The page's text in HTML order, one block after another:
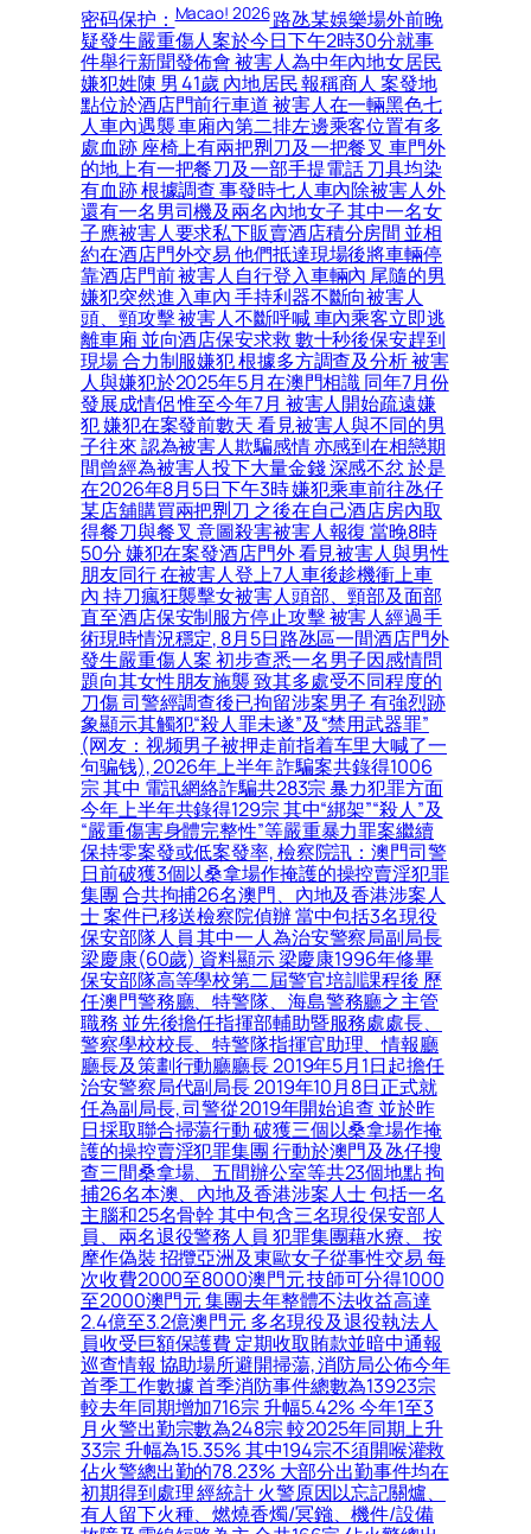
密码保护：Macao! 2026路氹某娛樂場外前晚
疑發生嚴重傷人案於今日下午2時30分就事
件舉行新聞發佈會 被害人為中年內地女居民
嫌犯姓陳 男 41歲 內地居民 報稱商人 案發地
點位於酒店門前行車道 被害人在一輛黑色七
人車內遇襲 車廂內第二排左邊乘客位置有多
處血跡 座椅上有兩把𠝹刀及一把餐叉 車門外
的地上有一把餐刀及一部手提電話 刀具均染
有血跡 根據調查 事發時七人車內除被害人外
還有一名男司機及兩名內地女子 其中一名女
子應被害人要求私下販賣酒店積分房間 並相
約在酒店門外交易 他們抵達現場後將車輛停
靠酒店門前 被害人自行登入車輛內 尾隨的男
嫌犯突然進入車內 手持利器不斷向被害人
頭、頸攻擊 被害人不斷呼喊 車內乘客立即逃
離車廂 並向酒店保安求救 數十秒後保安趕到
現場 合力制服嫌犯 根據多方調查及分析 被害
人與嫌犯於2025年5月在澳門相識 同年7月份
發展成情侶 惟至今年7月 被害人開始疏遠嫌
犯 嫌犯在案發前數天 看見被害人與不同的男
子往來 認為被害人欺騙感情 亦感到在相戀期
間曾經為被害人投下大量金錢 深感不忿 於是
在2026年8月5日下午3時 嫌犯乘車前往氹仔
某店舖購買兩把𠝹刀 之後在自己酒店房內取
得餐刀與餐叉 意圖殺害被害人報復 當晚8時
50分 嫌犯在案發酒店門外 看見被害人與男性
朋友同行 在被害人登上7人車後趁機衝上車
內 持刀瘋狂襲擊女被害人頭部、頸部及面部
直至酒店保安制服方停止攻擊 被害人經過手
術現時情況穩定, 8月5日路氹區一間酒店門外
發生嚴重傷人案 初步查悉一名男子因感情問
題向其女性朋友施襲 致其多處受不同程度的
刀傷 司警經調查後已拘留涉案男子 有強烈跡
象顯示其觸犯“殺人罪未遂”及“禁用武器罪”
(网友：视频男子被押走前指着车里大喊了一
句骗钱), 2026年上半年 詐騙案共錄得1006
宗 其中 電訊網絡詐騙共283宗 暴力犯罪方面
今年上半年共錄得129宗 其中“綁架”“殺人”及
“嚴重傷害身體完整性”等嚴重暴力罪案繼續
保持零案發或低案發率, 檢察院訊：澳門司警
日前破獲3個以桑拿場作掩護的操控賣淫犯罪
集團 合共拘捕26名澳門、內地及香港涉案人
士 案件已移送檢察院偵辦 當中包括3名現役
保安部隊人員 其中一人為治安警察局副局長
梁慶康(60歲) 資料顯示 梁慶康1996年修畢
保安部隊高等學校第二屆警官培訓課程後 歷
任澳門警務廳、特警隊、海島警務廳之主管
職務 並先後擔任指揮部輔助暨服務處處長、
警察學校校長、特警隊指揮官助理、情報廳
廳長及策劃行動廳廳長 2019年5月1日起擔任
治安警察局代副局長 2019年10月8日正式就
任為副局長, 司警從2019年開始追查 並於昨
日採取聯合掃蕩行動 破獲三個以桑拿場作掩
護的操控賣淫犯罪集團 行動於澳門及氹仔搜
查三間桑拿場、五間辦公室等共23個地點 拘
捕26名本澳、內地及香港涉案人士 包括一名
主腦和25名骨幹 其中包含三名現役保安部人
員、兩名退役警務人員 犯罪集團藉水療、按
摩作偽裝 招攬亞洲及東歐女子從事性交易 每
次收費2000至8000澳門元 技師可分得1000
至2000澳門元 集團去年整體不法收益高達
2.4億至3.2億澳門元 多名現役及退役執法人
員收受巨額保護費 定期收取賄款並暗中通報
巡查情報 協助場所避開掃蕩, 消防局公佈今年
首季工作數據 首季消防事件總數為13923宗
較去年同期增加716宗 升幅5.42% 今年1至3
月火警出勤宗數為248宗 較2025年同期上升
33宗 升幅為15.35% 其中194宗不須開喉灌救
佔火警總出勤的78.23% 大部分出勤事件均在
初期得到處理 經統計 火警原因以忘記關爐、
有人留下火種、燃燒香燭/冥鏹、機件/設備